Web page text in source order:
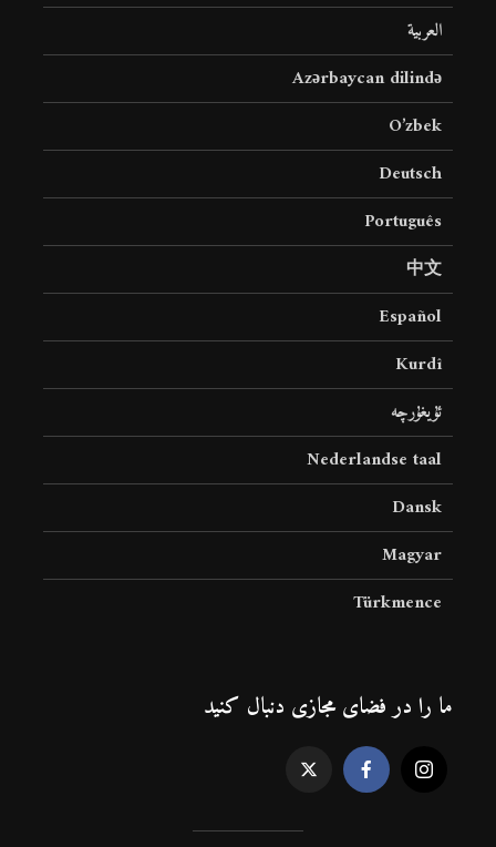
العربية
Azərbaycan dilində
O’zbek
Deutsch
Português
中文
Español
Kurdî
ئۇيغۇرچە
Nederlandse taal
Dansk
Magyar
Türkmence
ما را در فضای مجازی دنبال کنید